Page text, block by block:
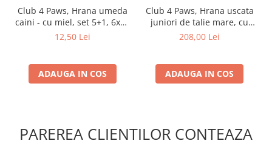
Club 4 Paws, Hrana umeda
caini - cu miel, set 5+1, 6x80
g
12,50 Lei
ADAUGA IN COS
Club 4 Paws, Hrana uscata
juniori de talie mare, cu
pui, 14kg
208,00 Lei
ADAUGA IN COS
PAREREA CLIENTILOR CONTEAZA